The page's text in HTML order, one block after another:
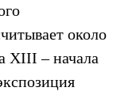
около
XIII – начала